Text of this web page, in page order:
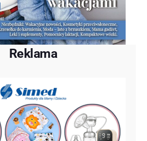
Reklama